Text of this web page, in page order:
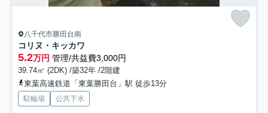
八千代市勝田台南
コリヌ・キッカワ
5.2万円 管理/共益費3,000円
39.74㎡ (2DK) /築32年 /2階建
東葉高速鉄道「東葉勝田台」駅 徒歩13分
駐輪場 公共下水